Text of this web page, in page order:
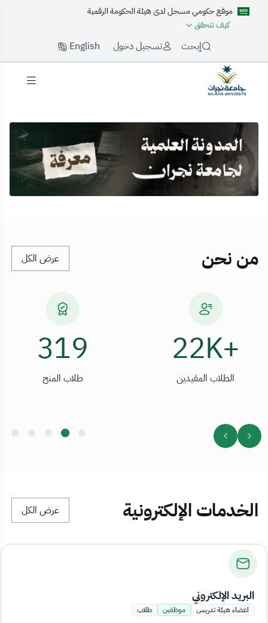
موقع حكومي مسجل لدى هيئة الحكومة الرقمية
كيف تتحقق
إبحث تسجيل دخول English
الرئيسية
من نحن عرض الكل
+22K
الطلاب المقيدين
412
طلاب المنح
الخدمات الإلكترونية عرض الكل
البريد الإلكتروني
اعضاء هيئة تدريس موظفين طلاب